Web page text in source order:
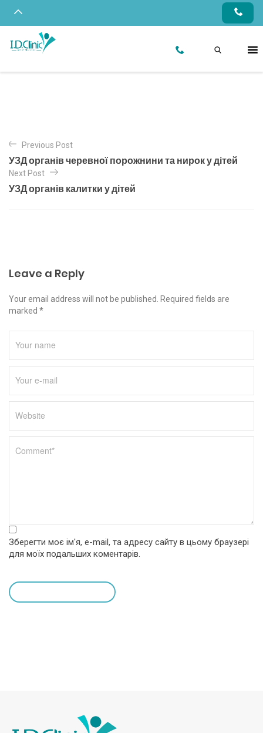
Previous Post
УЗД органів черевної порожнини та нирок у дітей
Next Post
УЗД органів калитки у дітей
Leave a Reply
Your email address will not be published. Required fields are
marked *
Зберегти моє ім'я, e-mail, та адресу сайту в цьому браузері
для моїх подальших коментарів.